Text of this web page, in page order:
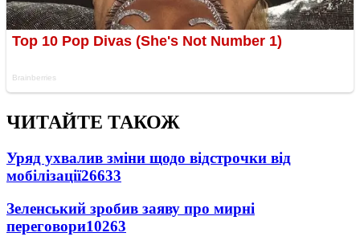
ЧИТАЙТЕ ТАКОЖ
Уряд ухвалив зміни щодо відстрочки від
мобілізації26633
Зеленський зробив заяву про мирні
переговори10263